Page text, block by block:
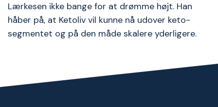
Lærkesen ikke bange for at drømme højt. Han
håber på, at Ketoliv vil kunne nå udover keto-
segmentet og på den måde skalere yderligere.